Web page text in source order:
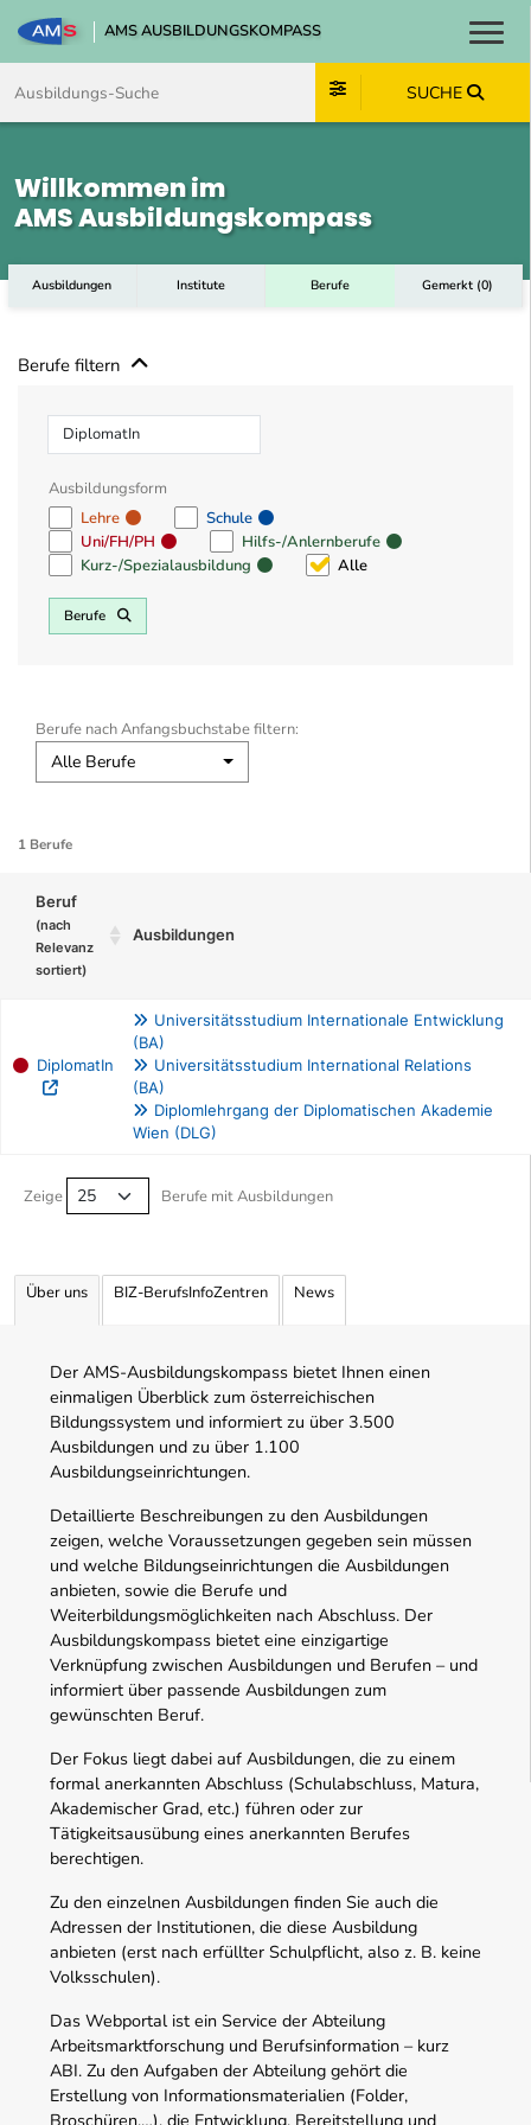
AMS AUSBILDUNGSKOMPASS
SUCHE
Willkommen im
AMS Ausbildungskompass
Ausbildungen Institute Berufe Gemerkt (0)
Berufe filtern
Beruf
Ausbildungsform
Lehre
Schule
Uni/FH/PH
Hilfs-/Anlernberufe
Kurz-/Spezialausbildung
Alle
Berufe
Berufe nach Anfangsbuchstabe filtern:
Alle Berufe
1 Berufe
Beruf
(nach
Relevanz
sortiert)
Ausbildungen
DiplomatIn
Universitätsstudium Internationale Entwicklung
(BA)
Universitätsstudium International Relations
(BA)
Diplomlehrgang der Diplomatischen Akademie
Wien (DLG)
Zeige Berufe mit Ausbildungen
Über uns BIZ-BerufsInfoZentren News
Der AMS-Ausbildungskompass bietet Ihnen einen
einmaligen Überblick zum österreichischen
Bildungssystem und informiert zu über 3.500
Ausbildungen und zu über 1.100
Ausbildungseinrichtungen.
Detaillierte Beschreibungen zu den Ausbildungen
zeigen, welche Voraussetzungen gegeben sein müssen
und welche Bildungseinrichtungen die Ausbildungen
anbieten, sowie die Berufe und
Weiterbildungsmöglichkeiten nach Abschluss. Der
Ausbildungskompass bietet eine einzigartige
Verknüpfung zwischen Ausbildungen und Berufen – und
informiert über passende Ausbildungen zum
gewünschten Beruf.
Der Fokus liegt dabei auf Ausbildungen, die zu einem
formal anerkannten Abschluss (Schulabschluss, Matura,
Akademischer Grad, etc.) führen oder zur
Tätigkeitsausübung eines anerkannten Berufes
berechtigen.
Zu den einzelnen Ausbildungen finden Sie auch die
Adressen der Institutionen, die diese Ausbildung
anbieten (erst nach erfüllter Schulpflicht, also z. B. keine
Volksschulen).
Das Webportal ist ein Service der Abteilung
Arbeitsmarktforschung und Berufsinformation – kurz
ABI. Zu den Aufgaben der Abteilung gehört die
Erstellung von Informationsmaterialien (Folder,
Broschüren,…), die Entwicklung, Bereitstellung und